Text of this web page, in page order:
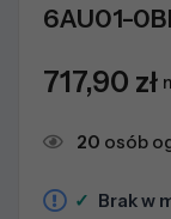
6AU01-
717,90 zł
21osób
✓ Brak w